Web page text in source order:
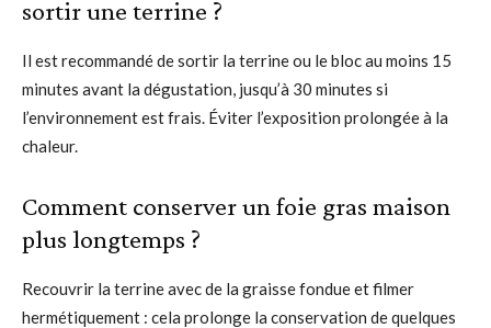
sortir une terrine ?
Il est recommandé de sortir la terrine ou le bloc au moins 15
minutes avant la dégustation, jusqu’à 30 minutes si
l’environnement est frais. Éviter l’exposition prolongée à la
chaleur.
Comment conserver un foie gras maison
plus longtemps ?
Recouvrir la terrine avec de la graisse fondue et filmer
hermétiquement : cela prolonge la conservation de quelques